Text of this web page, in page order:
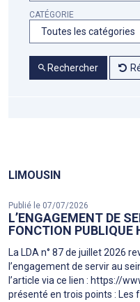
CATÉGORIE
Rechercher
LIMOUSIN
Publié le 07/07/2026
L’ENGAGEMENT DE
FONCTION PUBLIQUE
La LDA n° 87 de juillet 2026
l’engagement de servir au
l’article via ce lien : https://
présenté en trois points :